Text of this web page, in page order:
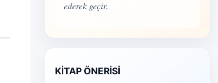
ederek geçir.
KİTAP ÖNERİSİ